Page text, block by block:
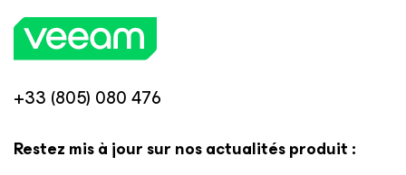
+33 (805) 080 476
Restez mis à jour sur nos actualités produit :